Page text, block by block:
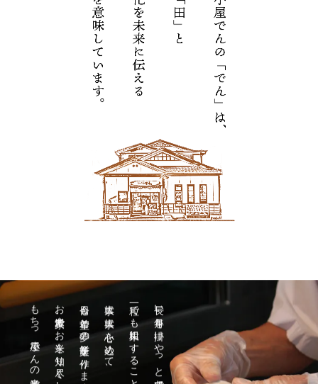
大事に大事に心を込めて、
今日も希望と夢の餅菓子を作ります。
お米農家でお米を知り尽くした、